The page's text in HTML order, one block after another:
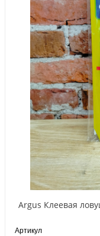
Argus Клеевая
Артикул